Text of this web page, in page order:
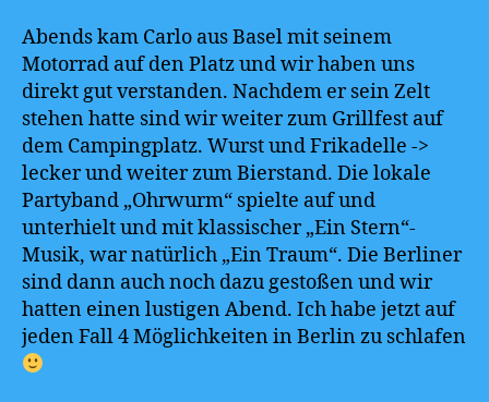
Abends kam Carlo aus Basel mit seinem
Motorrad auf den Platz und wir haben uns
direkt gut verstanden. Nachdem er sein Zelt
stehen hatte sind wir weiter zum Grillfest auf
dem Campingplatz. Wurst und Frikadelle ->
lecker und weiter zum Bierstand. Die lokale
Partyband „Ohrwurm“ spielte auf und
unterhielt und mit klassischer „Ein Stern“-
Musik, war natürlich „Ein Traum“. Die Berliner
sind dann auch noch dazu gestoßen und wir
hatten einen lustigen Abend. Ich habe jetzt auf
jeden Fall 4 Möglichkeiten in Berlin zu schlafen